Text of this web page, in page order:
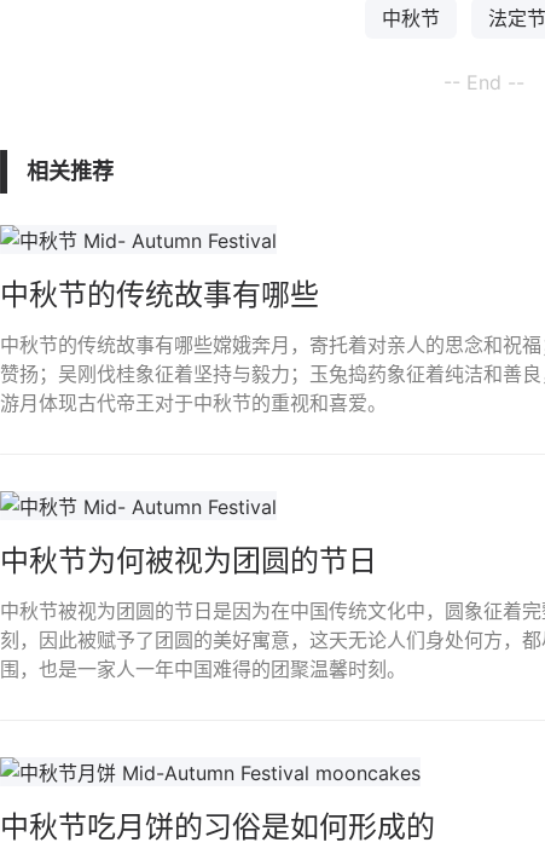
中秋节 法定
-- End --
相关推荐
中秋节的传统故事有哪些
中秋节的传统故事有哪些嫦娥奔月，寄托着对亲人的思念和祝
赞扬；吴刚伐桂象征着坚持与毅力；玉兔捣药象征着纯洁和善
游月体现古代帝王对于中秋节的重视和喜爱。
中秋节为何被视为团圆的节日
中秋节被视为团圆的节日是因为在中国传统文化中，圆象征着
刻，因此被赋予了团圆的美好寓意，这天无论人们身处何方，
围，也是一家人一年中国难得的团聚温馨时刻。
中秋节吃月饼的习俗是如何形成的